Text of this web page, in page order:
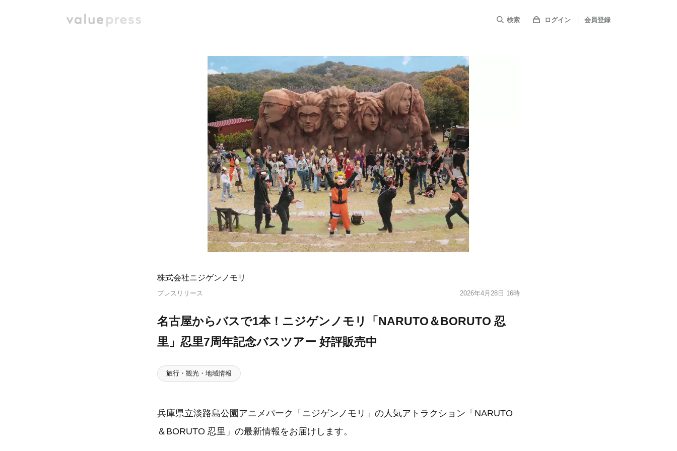
検索 ログイン 会員登録
株式会社ニジゲンノモリ
プレスリリース 2026年4月28日 16時
名古屋からバスで1本！ニジゲンノモリ「NARUTO＆BORUTO 忍
里」忍里7周年記念バスツアー 好評販売中
旅行・観光・地域情報
兵庫県立淡路島公園アニメパーク「ニジゲンノモリ」の人気アトラクション「NARUTO
＆BORUTO 忍里」の最新情報をお届けします。